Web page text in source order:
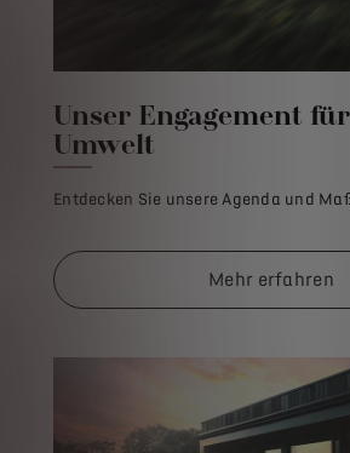
Unser Engagement
Umwelt
Entdecken Sie unsere Agenda und
Mehr erfahren